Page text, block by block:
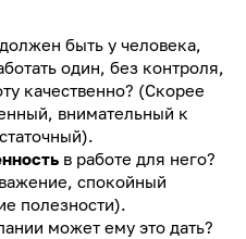
должен быть у человека,
один, без контроля,
качественно? (Скорее
внимательный к
в работе для него?
спокойный
полезности).
может ему это дать?